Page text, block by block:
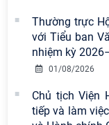
Thường trực
với Tiểu ban
nhiệm kỳ
01/08/2026
Chủ tịch Viện
tiếp và làm
Viện Hàn lâm
Nam có 02 tác
khích tại Cuộc thi
2026